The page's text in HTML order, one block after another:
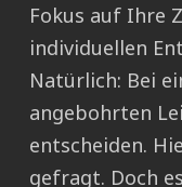
Fokus auf Ihre
individuellen
Natürlich: Bei
angebohrten
entscheiden.
gefragt. Doch